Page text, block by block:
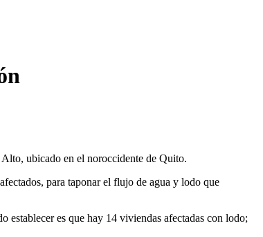
ubicado en el noroccidente de Quito.
para taponar el flujo de agua y lodo que
establecer es que hay 14 viviendas afectadas con lodo;